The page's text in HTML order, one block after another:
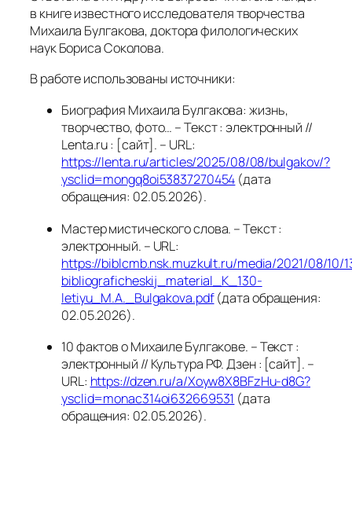
в книге известного исследователя творчества
Михаила Булгакова, доктора филологических
наук Бориса Соколова.
В работе использованы источники:
Биография Михаила Булгакова: жизнь,
творчество, фото… – Текст : электронный //
Lenta.ru : [сайт]. – URL:
https://lenta.ru/articles/2025/08/08/bulgakov/?
ysclid=mongq8oi53837270454 (дата
обращения: 02.05.2026).
Мастер мистического слова. – Текст :
электронный. – URL:
https://biblcmb.nsk.muzkult.ru/media/2021/08/10/
bibliograficheskij_material_K_130-
letiyu_M.A._Bulgakova.pdf(дата обращения:
02.05.2026).
10 фактов о Михаиле Булгакове. – Текст :
электронный // Культура РФ. Дзен : [сайт]. –
URL: https://dzen.ru/a/Xoyw8X8BFzHu-d8G?
ysclid=monac314oi632669531 (дата
обращения: 02.05.2026).